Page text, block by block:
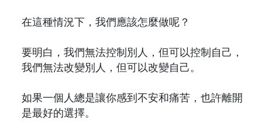
在這種情況下，我們應該怎麼做呢？
要明白，我們無法控制別人，但可以控制自己，
我們無法改變別人，但可以改變自己。
如果一個人總是讓你感到不安和痛苦，也許離開
是最好的選擇。